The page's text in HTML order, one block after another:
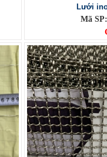
Lưới
Mã